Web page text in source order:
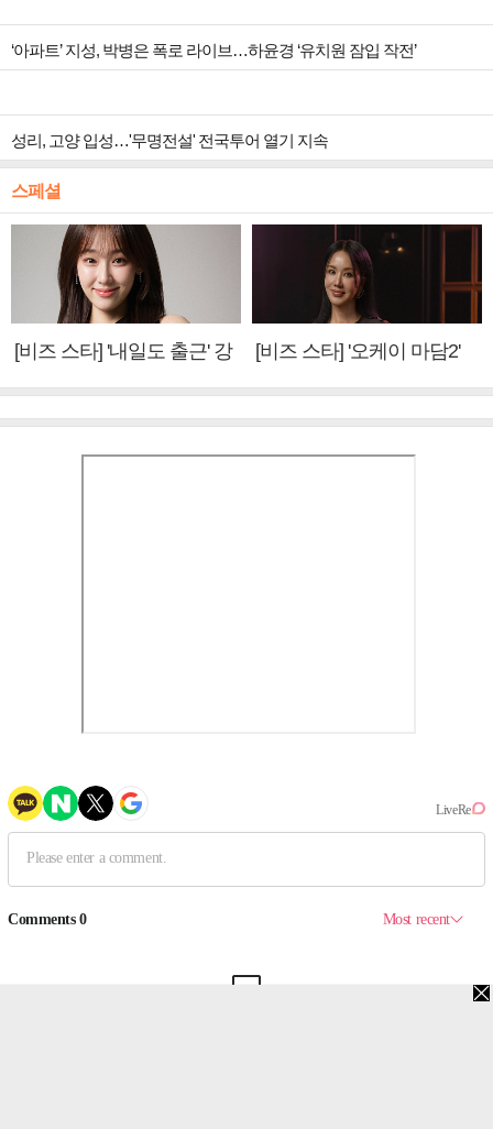
‘아파트’ 지성, 박병은 폭로 라이브…하윤경 ‘유치원 잠입 작전’
성리, 고양 입성…'무명전설' 전국투어 열기 지속
스페셜
[비즈 스타] '내일도 출근' 강
[비즈 스타] '오케이 마담2'